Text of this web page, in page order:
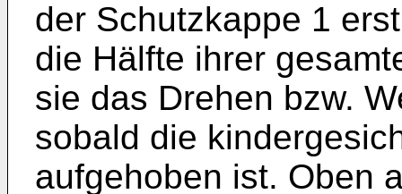
der Schutzkappe 1
die Hälfte ihrer
sie das Drehen bzw.
sobald die
aufgehoben ist. Oben